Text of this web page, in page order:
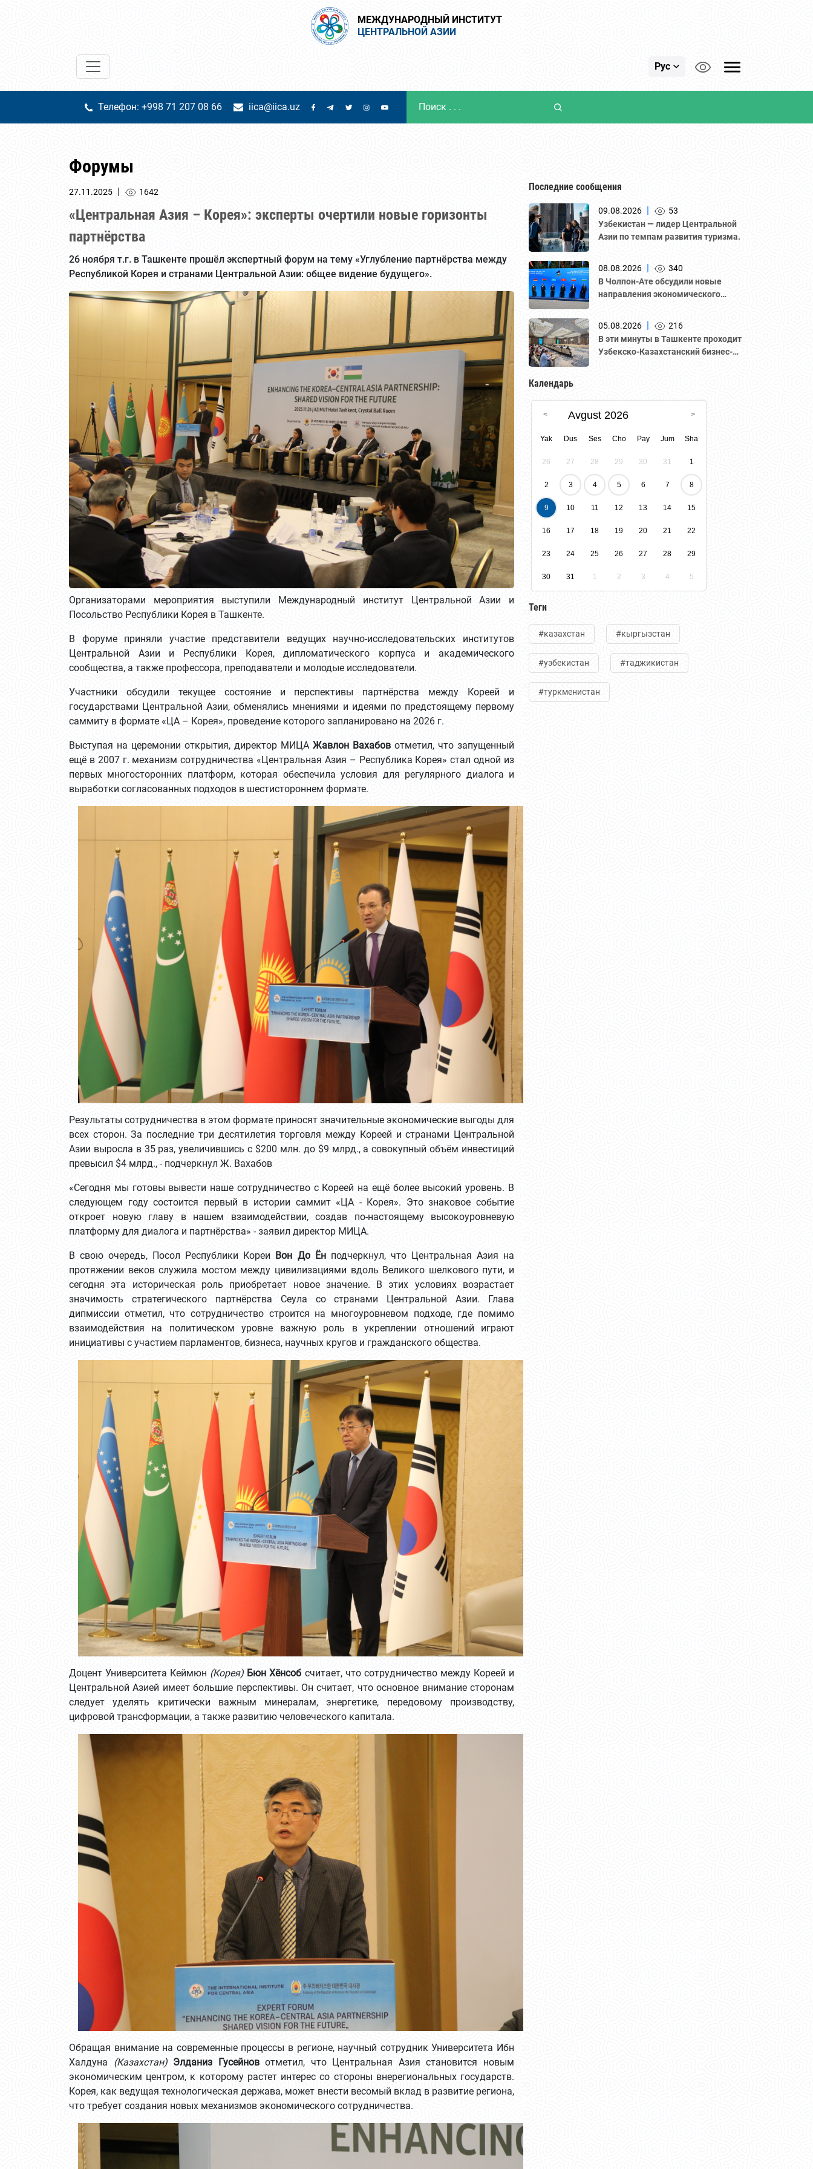
МЕЖДУНАРОДНЫЙ ИНСТИТУТ
ЦЕНТРАЛЬНОЙ АЗИИ
Рус
Телефон: +998 71 207 08 66 iica@iica.uz
Форумы
27.11.2025 | 1642
«Центральная Азия – Корея»: эксперты очертили новые горизонты
партнёрства
26 ноября т.г. в Ташкенте прошёл экспертный форум на тему «Углубление партнёрства между
Республикой Корея и странами Центральной Азии: общее видение будущего».
Организаторами мероприятия выступили Международный институт Центральной Азии и
Посольство Республики Корея в Ташкенте.
В форуме приняли участие представители ведущих научно-исследовательских институтов
Центральной Азии и Республики Корея, дипломатического корпуса и академического
сообщества, а также профессора, преподаватели и молодые исследователи.
Участники обсудили текущее состояние и перспективы партнёрства между Кореей и
государствами Центральной Азии, обменялись мнениями и идеями по предстоящему первому
саммиту в формате «ЦА – Корея», проведение которого запланировано на 2026 г.
Выступая на церемонии открытия, директор МИЦА Жавлон Вахабов отметил, что запущенный
ещё в 2007 г. механизм сотрудничества «Центральная Азия – Республика Корея» стал одной из
первых многосторонних платформ, которая обеспечила условия для регулярного диалога и
выработки согласованных подходов в шестистороннем формате.
Результаты сотрудничества в этом формате приносят значительные экономические выгоды для
всех сторон. За последние три десятилетия торговля между Кореей и странами Центральной
Азии выросла в 35 раз, увеличившись с $200 млн. до $9 млрд., а совокупный объём инвестиций
превысил $4 млрд., - подчеркнул Ж. Вахабов
«Сегодня мы готовы вывести наше сотрудничество с Кореей на ещё более высокий уровень. В
следующем году состоится первый в истории саммит «ЦА - Корея». Это знаковое событие
откроет новую главу в нашем взаимодействии, создав по-настоящему высокоуровневую
платформу для диалога и партнёрства» - заявил директор МИЦА.
В свою очередь, Посол Республики Кореи Вон До Ёнподчеркнул, что Центральная Азия на
протяжении веков служила мостом между цивилизациями вдоль Великого шелкового пути, и
сегодня эта историческая роль приобретает новое значение. В этих условиях возрастает
значимость стратегического партнёрства Сеула со странами Центральной Азии. Глава
дипмиссии отметил, что сотрудничество строится на многоуровневом подходе, где помимо
взаимодействия на политическом уровне важную роль в укреплении отношений играют
инициативы с участием парламентов, бизнеса, научных кругов и гражданского общества.
Доцент Университета Кеймюн (Корея) Бюн Хёнсоб считает, что сотрудничество между Кореей и
Центральной Азией имеет большие перспективы. Он считает, что основное внимание сторонам
следует уделять критически важным минералам, энергетике, передовому производству,
цифровой трансформации, а также развитию человеческого капитала.
Обращая внимание на современные процессы в регионе, научный сотрудник Университета Ибн
Халдуна (Казахстан) Элданиз Гусейновотметил, что Центральная Азия становится новым
экономическим центром, к которому растет интерес со стороны внерегиональных государств.
Корея, как ведущая технологическая держава, может внести весомый вклад в развитие региона,
что требует создания новых механизмов экономического сотрудничества.
Последние сообщения
09.08.2026 |
53
Узбекистан — лидер Центральной
Азии по темпам развития туризма.
08.08.2026 |
340
В Чолпон-Ате обсудили новые
направления экономического
05.08.2026 |
216
В эти минуты в Ташкенте проходит
Узбекско-Казахстанский бизнес-
предпринимателей Казахстана
"Атамекен."
Календарь
Avgust 2026
Yak Dus Ses Cho Pay Jum Sha
26 27 28 29 30 31 1
2 3 4 5 6 7 8
9 10 11 12 13 14 15
16 17 18 19 20 21 22
23 24 25 26 27 28 29
30 31 1 2 3 4 5
Теги
#казахстан #кыргызстан
#узбекистан #таджикистан
#туркменистан